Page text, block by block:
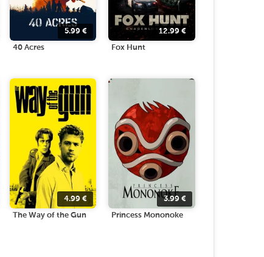
5.99 €
40 Acres
12.99€
Fox Hunt
4.99 €
The Way of the Gun
3.99€
Princess Mononoke